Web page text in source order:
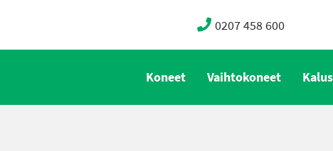
0207 458 600
Koneet Vaihtokoneet